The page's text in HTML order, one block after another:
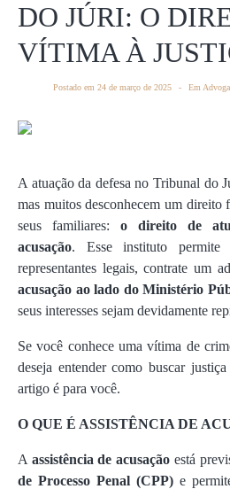
DO JÚRI: O
VÍTIMA À
Postado em 24 de março de 2025 Em
A atuação da defesa no Tribunal do
mas muitos desconhecem um direito
seus familiares: o direito de
acusação. Esse instituto
representantes legais, contrate um
acusação ao lado do Ministério
seus interesses sejam devidamente
Se você conhece uma vítima de
deseja entender como buscar
artigo é para você.
O QUE É ASSISTÊNCIA DE
A assistência de acusação está
de Processo Penal (CPP)e